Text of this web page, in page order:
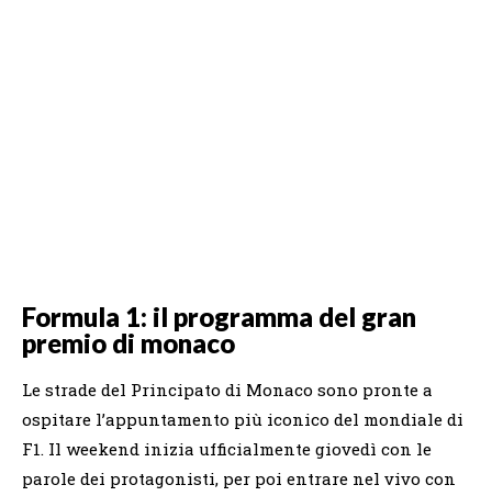
Formula 1: il programma del gran
premio di monaco
Le strade del Principato di Monaco sono pronte a
ospitare l’appuntamento più iconico del mondiale di
F1. Il weekend inizia ufficialmente giovedì con le
parole dei protagonisti, per poi entrare nel vivo con